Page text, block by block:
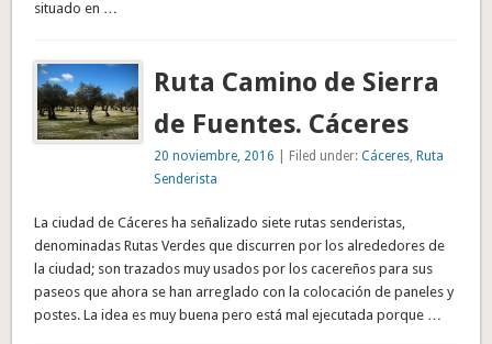
situado en …
Ruta Camino de Sierra
de Fuentes. Cáceres
20 noviembre, 2016 | Filed under: Cáceres, Ruta
Senderista
La ciudad de Cáceres ha señalizado siete rutas senderistas,
denominadas Rutas Verdes que discurren por los alrededores de
la ciudad; son trazados muy usados por los cacereños para sus
paseos que ahora se han arreglado con la colocación de paneles y
postes. La idea es muy buena pero está mal ejecutada porque …